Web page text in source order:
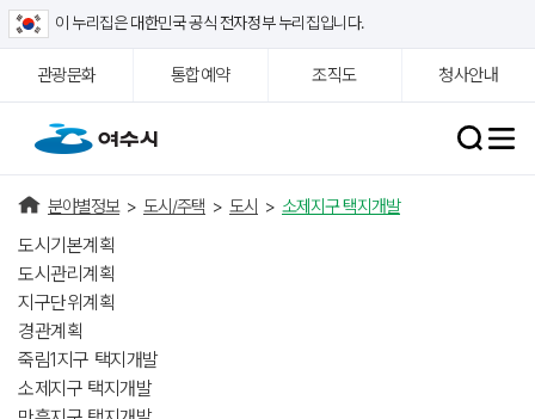
이 누리집은 대한민국 공식 전자정부 누리집입니다.
관광문화 통합예약 조직도 청사안내
분야별정보 > 도시/주택 > 도시 > 소제지구 택지개발
도시기본계획
도시관리계획
지구단위계획
경관계획
죽림1지구 택지개발
소제지구 택지개발